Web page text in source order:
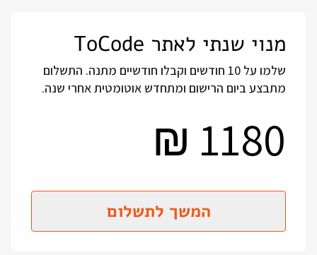
מנוי שנתי לאתר ToCode
שלמו על 10 חודשים וקבלו חודשיים מתנה. התשלום
מתבצע ביום הרישום ומתחדש אוטומטית אחרי שנה.
1180
₪
המשך לתשלום